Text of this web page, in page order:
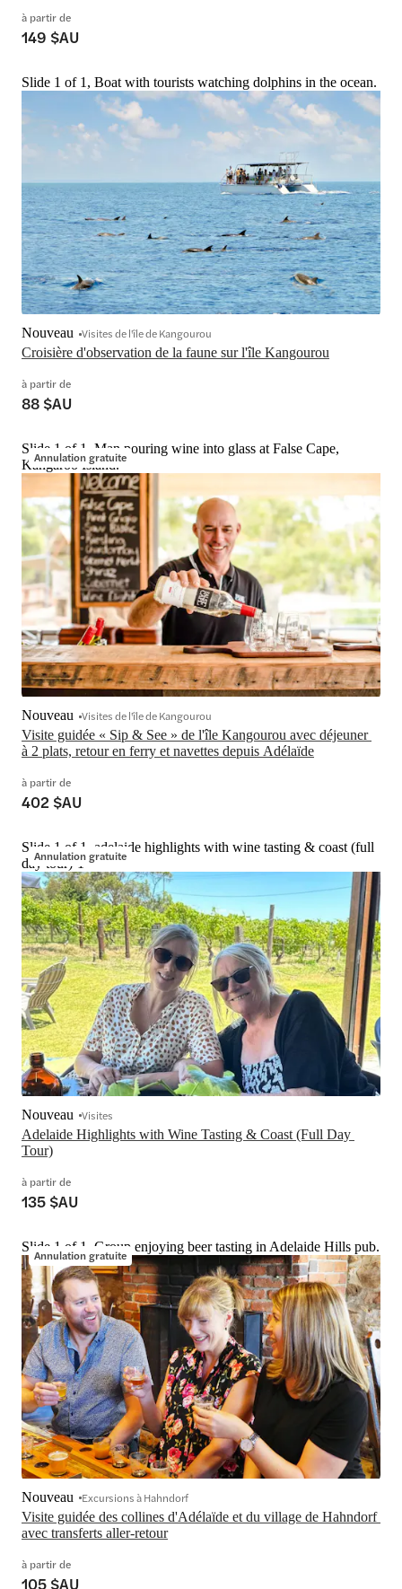
à partir de
149 $AU
Slide 1 of 1, Boat with tourists watching dolphins in the ocean.
Croisière d'observation de la faune sur l'île Kangourou
Nouveau Visites de l'île de Kangourou
à partir de
88 $AU
Annulation gratuite
Slide 1 of 1, Man pouring wine into glass at False Cape,
Kangaroo Island.
Visite guidée « Sip & See » de l'île Kangourou avec déjeuner
à 2 plats, retour en ferry et navettes depuis Adélaïde
Nouveau Visites de l'île de Kangourou
à partir de
402 $AU
Annulation gratuite
Slide 1 of 1, adelaide highlights with wine tasting & coast (full
day tour)-1
Adelaide Highlights with Wine Tasting & Coast (Full Day
Tour)
Nouveau Visites
à partir de
135 $AU
Annulation gratuite
Slide 1 of 1, Group enjoying beer tasting in Adelaide Hills pub.
Visite guidée des collines d'Adélaïde et du village de Hahndorf
avec transferts aller-retour
Nouveau Excursions à Hahndorf
à partir de
105 $AU